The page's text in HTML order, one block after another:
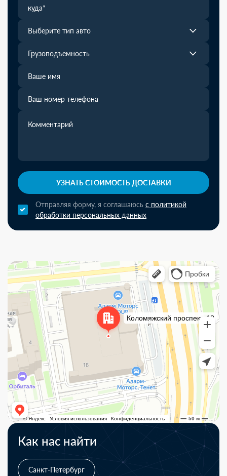
Выберите тип авто
Грузоподъемность
УЗНАТЬ СТОИМОСТЬ ДОСТАВКИ
Отправляя форму, я соглашаюсь с политикой
обработки персональных данных
Как нас найти
Санкт-Петербург